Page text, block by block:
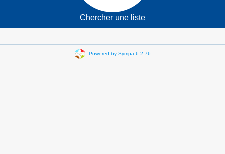
Chercher une liste
Powered by Sympa 6.2.76